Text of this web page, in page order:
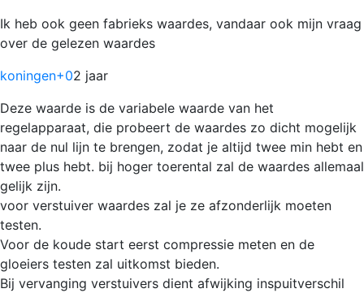
Ik heb ook geen fabrieks waardes, vandaar ook mijn vraag
over de gelezen waardes
koningen+02 jaar
Deze waarde is de variabele waarde van het
regelapparaat, die probeert de waardes zo dicht mogelijk
naar de nul lijn te brengen, zodat je altijd twee min hebt en
twee plus hebt. bij hoger toerental zal de waardes allemaal
gelijk zijn.
voor verstuiver waardes zal je ze afzonderlijk moeten
testen.
Voor de koude start eerst compressie meten en de
gloeiers testen zal uitkomst bieden.
Bij vervanging verstuivers dient afwijking inspuitverschil